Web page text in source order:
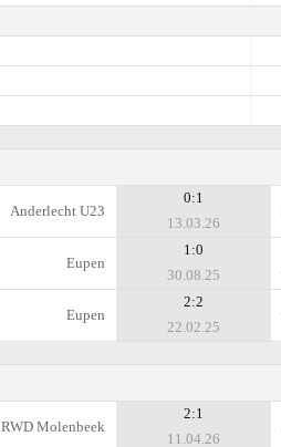
Anderlecht U23
0:1
13.03.26
Eupen
1:0
30.08.25
Eupen
2:2
22.02.25
RWD Molenbeek
2:1
11.04.26